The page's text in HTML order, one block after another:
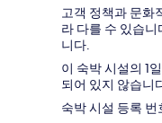
고객 정책과 문화
라 다를 수 있습
니다.
이 숙박 시설의 1
되어 있지 않습니
숙박 시설 등록